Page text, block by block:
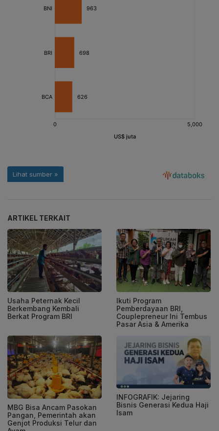
ARTIKEL TERKAIT
Usaha Peternak Kecil
Berkembang Kembali
Berkat Program BRI
Ikuti Program
Pemberdayaan BRI,
Couplepreneur Ini Tembus
Pasar Asia & Amerika
MBG Bisa Ancam Pasokan
Pangan, Pemerintah akan
Genjot Produksi Telur dan
INFOGRAFIK: Jejaring
Bisnis Generasi Kedua Haji
Isam